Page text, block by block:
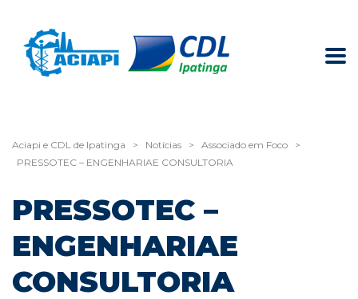
Aciapi e CDL de Ipatinga > Notícias > Associado em Foco
>
PRESSOTEC – ENGENHARIAE CONSULTORIA
PRESSOTEC –
ENGENHARIAE
CONSULTORIA